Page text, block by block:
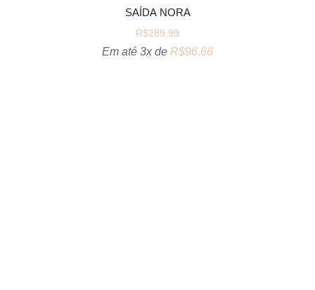
SAÍDA NORA
R$289,99
Em até 3x de R$96,66